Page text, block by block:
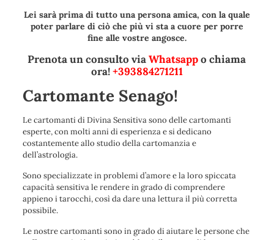
Lei sarà prima di tutto una persona amica, con la quale
poter parlare di ciò che più vi sta a cuore per porre
fine alle vostre angosce.
Prenota un consulto viaWhatsappo chiama
ora!+393884271211
Cartomante Senago!
Le cartomanti di Divina Sensitiva sono delle cartomanti
esperte, con molti anni di esperienza e si dedicano
costantemente allo studio della cartomanzia e
dell’astrologia.
Sono specializzate in problemi d’amore e la loro spiccata
capacità sensitiva le rendere in grado di comprendere
appieno i tarocchi, così da dare una lettura il più corretta
possibile.
Le nostre cartomanti sono in grado di aiutare le persone che